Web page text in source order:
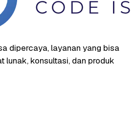
dipercaya, layanan yang bisa
lunak, konsultasi, dan produk